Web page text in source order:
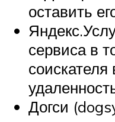
оставить
сервиса в
соискателя
Догси